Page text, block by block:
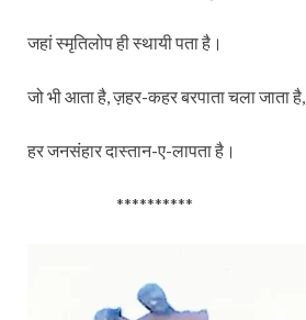
जहां स्मृतिलोप ही स्थायी पता है।
जो भी आता है, ज़हर-कहर बरपाता चला जाता है,
हर जनसंहार दास्तान-ए-लापता है।
**********